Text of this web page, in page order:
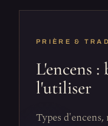
PRIÈRE &
L'encens
l'utiliser
Types